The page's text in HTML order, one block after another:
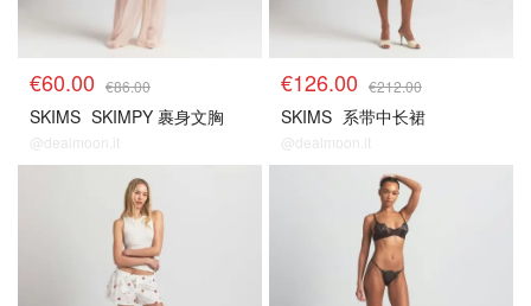
€60.00 €86.00
SKIMS SKIMPY 裹身文胸
@dealmoon.it
€126.00 €212.00
SKIMS 系带中长裙
@dealmoon.it